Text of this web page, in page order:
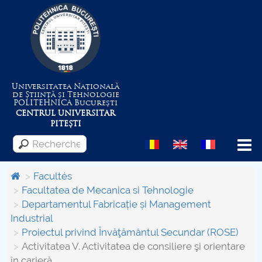
Universitatea Națională
de Știință și Tehnologie
POLITEHNICABucurești
CENTRUL UNIVERSITAR
PITEȘTI
Menu
Despre Universitate
Centrul de Management al Proiectelor
Facultés
Facultatea de Mecanica si Tehnologie
Departamentul Fabricație și Management
Industrial
Proiectul privind Învăţământul Secundar (ROSE)
Activitatea V. Activitatea de consiliere şi orientare